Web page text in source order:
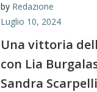
by Redazione
Luglio 10, 2024
Una vittoria
con Lia
Sandra